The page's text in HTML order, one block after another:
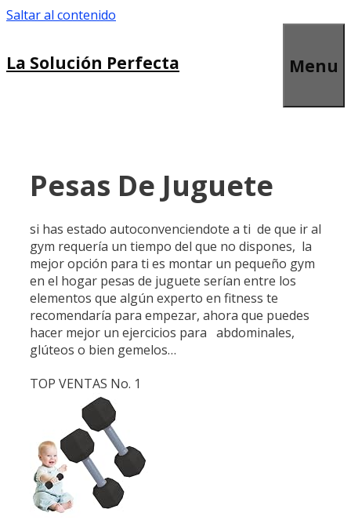
Saltar al contenido
La Solución Perfecta Menu
Pesas De Juguete
si has estado autoconvenciendote a ti de que ir al
gym requería un tiempo del que no dispones, la
mejor opción para ti es montar un pequeño gym
en el hogar pesas de juguete serían entre los
elementos que algún experto en fitness te
recomendaría para empezar, ahora que puedes
hacer mejor un ejercicios para abdominales,
glúteos o bien gemelos…
TOP VENTAS No. 1